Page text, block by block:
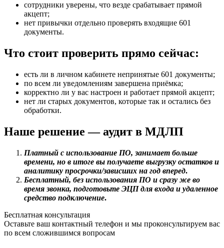
сотрудники уверены, что везде срабатывает прямой
акцепт;
нет привычки отдельно проверять входящие 601
документы.
Что стоит проверить прямо сейчас:
есть ли в личном кабинете непринятые 601 документы;
по всем ли уведомлениям завершена приёмка;
корректно ли у вас настроен и работает прямой акцепт;
нет ли старых документов, которые так и остались без
обработки.
Наше решение — аудит в МДЛП
Платный с использование ПО, занимает больше
времени, но в итоге вы получаете выгрузку остатков и
аналитику просрочки/зависших на год вперед.
Бесплатный, без использования ПО и сразу же во
время звонка, подготовьте ЭЦП для входа и удаленное
средство подключение.
Бесплатная консультация
Оставьте ваш контактный телефон и мы проконсультируем вас
по всем сложившимся вопросам